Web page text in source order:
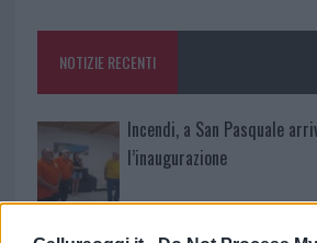
o
k
p
NOTIZIE RECENTI
Incendi, a San Pasquale
l’inaugurazione